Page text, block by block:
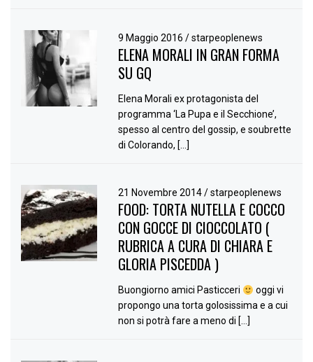
9 Maggio 2016/ starpeoplenews
ELENA MORALI IN GRAN FORMA
SU GQ
Elena Morali ex protagonista del
programma ‘La Pupa e il Secchione’,
spesso al centro del gossip, e soubrette
di Colorando, […]
21 Novembre 2014/ starpeoplenews
FOOD: TORTA NUTELLA E COCCO
CON GOCCE DI CIOCCOLATO (
RUBRICA A CURA DI CHIARA E
GLORIA PISCEDDA )
Buongiorno amici Pasticceri
oggi vi
propongo una torta golosissima e a cui
non si potrà fare a meno di […]